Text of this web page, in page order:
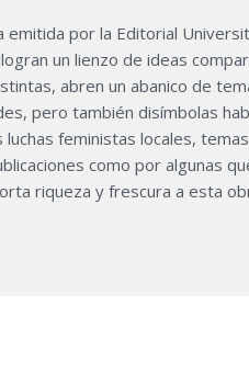
por la Editorial
un lienzo de ideas
abren un abanico de
pero también disímbolas
feministas locales,
como por algunas
riqueza y frescura a esta